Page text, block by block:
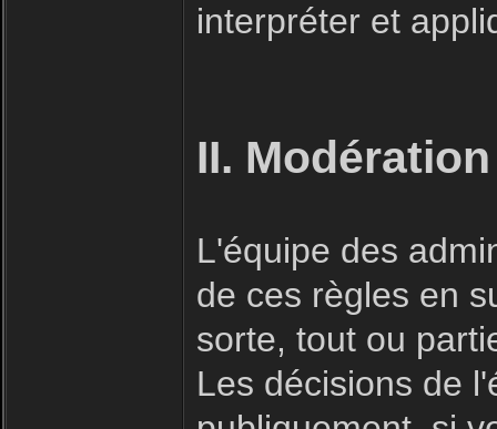
interpréter et
II.
L'équipe des
de ces règles en
sorte, tout ou
Les décisions de